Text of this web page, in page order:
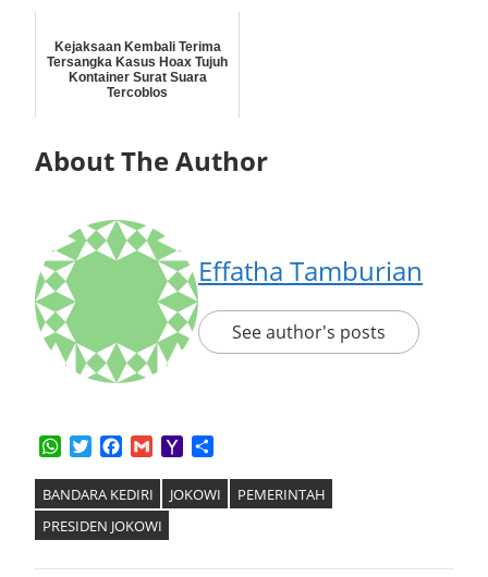
Kejaksaan Kembali Terima
Tersangka Kasus Hoax Tujuh
Kontainer Surat Suara
Tercoblos
About The Author
Effatha Tamburian
See author's posts
WhatsApp
TwitterFacebook
GmailYahoo
BANDARA KEDIRI JOKOWI
PEMERINTAH
PRESIDEN JOKOWI